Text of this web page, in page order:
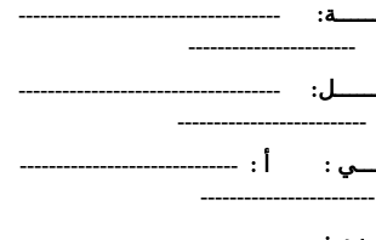
------------------------------------
-----------------------
------------------------------------
--------------------------
: أ : ------------------------------
------------------------